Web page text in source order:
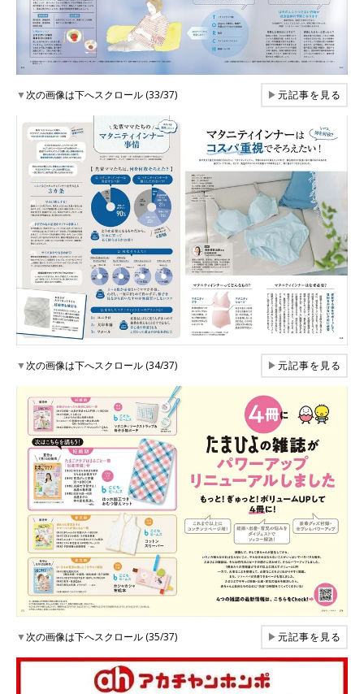
▼次の画像は下へスクロール (33/37) ▶元記事を見る
▼次の画像は下へスクロール (34/37) ▶元記事を見る
▼次の画像は下へスクロール (35/37) ▶元記事を見る